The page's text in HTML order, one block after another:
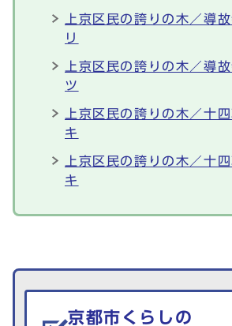
上京区民の誇りの木／導
リ
上京区民の誇りの木／導
ツ
上京区民の誇りの木／十
キ
上京区民の誇りの木／十
キ
生活情報を探す
京都市くらしの